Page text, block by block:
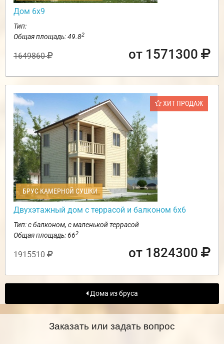
Дом 6х9
Тип:
Общая площадь: 49.82
1649860 от 1571300
ХИТ ПРОДАЖ
БРУС КАМЕРНОЙ СУШКИ
Двухэтажный дом с террасой и балконом 6х6
Тип: с балконом, с маленькой террасой
Общая площадь: 662
1915510 от 1824300
Дома из бруса
Заказать или задать вопрос